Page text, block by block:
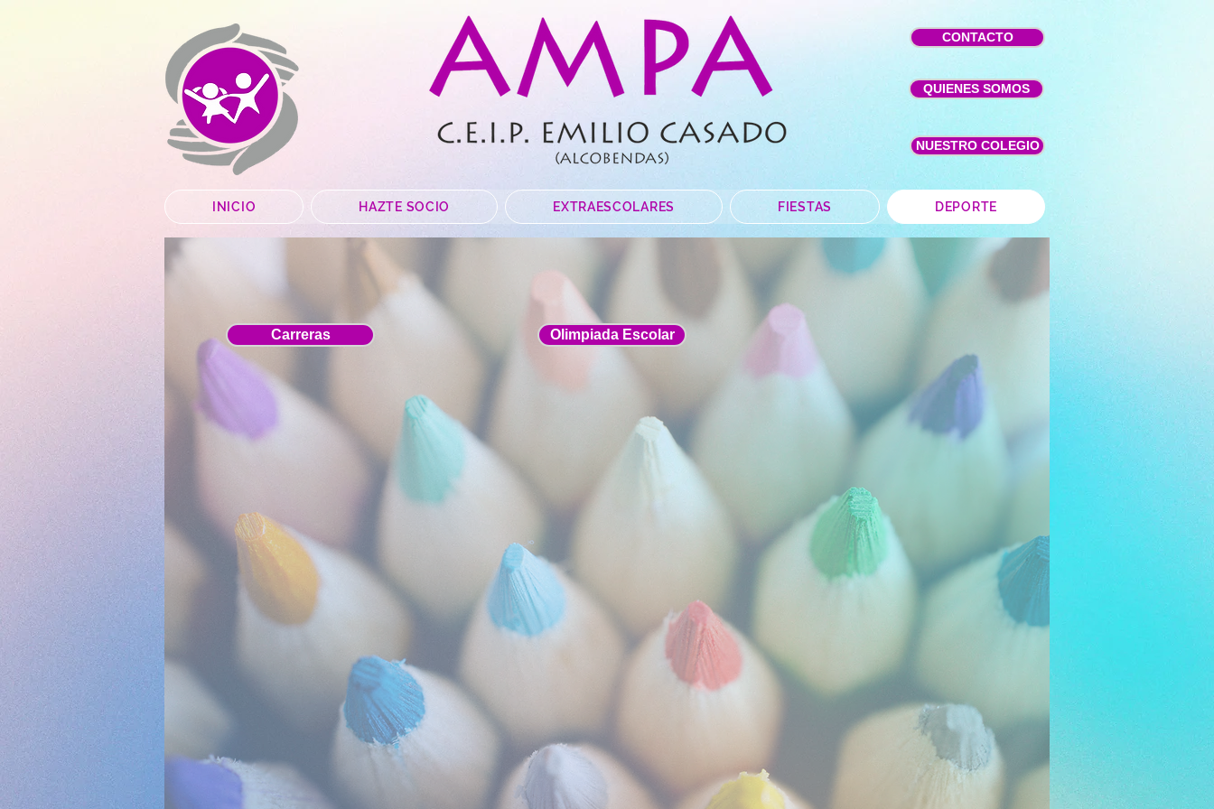
CONTACTO
QUIENES SOMOS
NUESTRO COLEGIO
INICIO HAZTE SOCIO EXTRAESCOLARES FIESTAS DEPORTE
Carreras Olimpiada Escolar